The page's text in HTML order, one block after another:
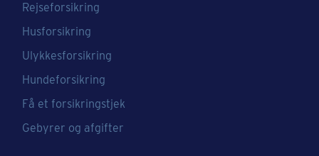
Rejseforsikring
Husforsikring
Ulykkesforsikring
Hundeforsikring
Få et forsikringstjek
Gebyrer og afgifter